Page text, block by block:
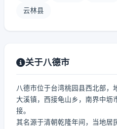
云林县
关于八德市
八德市位于台湾桃园县西北部，
大溪镇，西接龟山乡，南界中坜
接。
其名源于清朝乾隆年间，当地居